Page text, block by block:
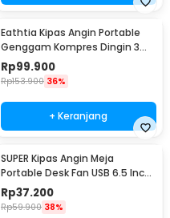
Eathtia Kipas Angin Portable
Genggam Kompres Dingin 3
Speed 2200mAh - WX-622
Rp99.900
Rp153.900 36%
+ Keranjang
SUPER Kipas Angin Meja
Portable Desk Fan USB 6.5 Inch
4.5W - A8
Rp37.200
Rp59.900 38%